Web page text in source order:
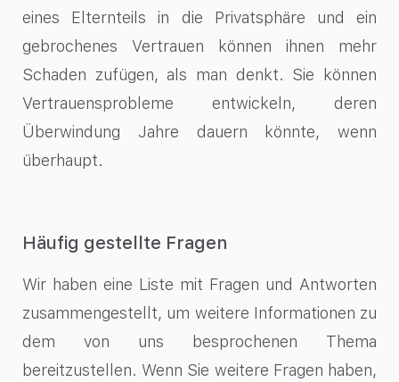
eines Elternteils in die Privatsphäre und ein
gebrochenes Vertrauen können ihnen mehr
Schaden zufügen, als man denkt. Sie können
Vertrauensprobleme entwickeln, deren
Überwindung Jahre dauern könnte, wenn
überhaupt.
Häufig gestellte Fragen
Wir haben eine Liste mit Fragen und Antworten
zusammengestellt, um weitere Informationen zu
dem von uns besprochenen Thema
bereitzustellen. Wenn Sie weitere Fragen haben,